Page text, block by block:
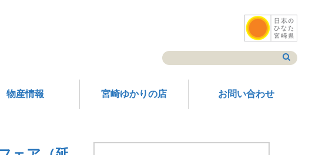
物産情報 宮崎ゆかりの店 お問い合わせ